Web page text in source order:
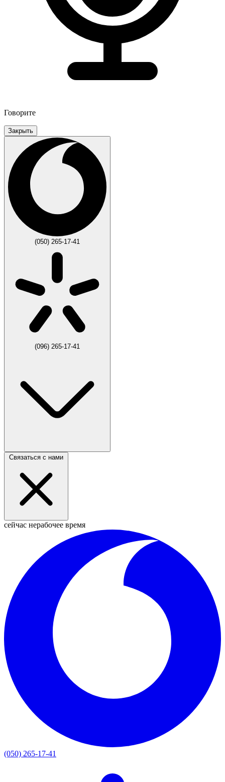
Говорите
Закрыть
(050) 265-17-41
(096) 265-17-41
Связаться с нами
сейчас нерабочее время
(050) 265-17-41